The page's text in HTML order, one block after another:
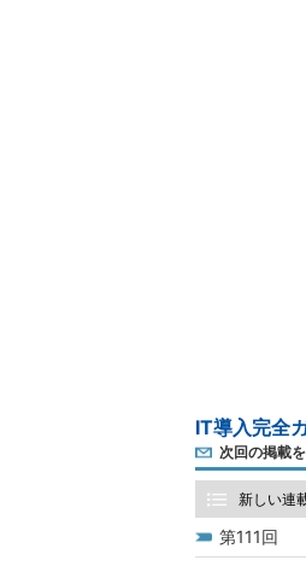
IT導入完全
次回の掲載
新しい連
111